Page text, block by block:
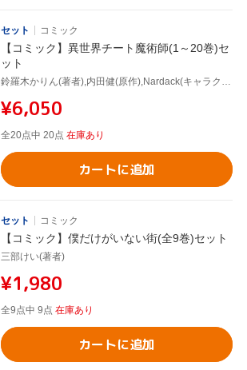
セット コミック
【コミック】異世界チート魔術師(1～20巻)セ
ット
¥6,050
全20点中 20点 在庫あり
カートに追加
セット コミック
【コミック】僕だけがいない街(全9巻)セット
三部けい(著者)
¥1,980
全9点中 9点 在庫あり
カートに追加